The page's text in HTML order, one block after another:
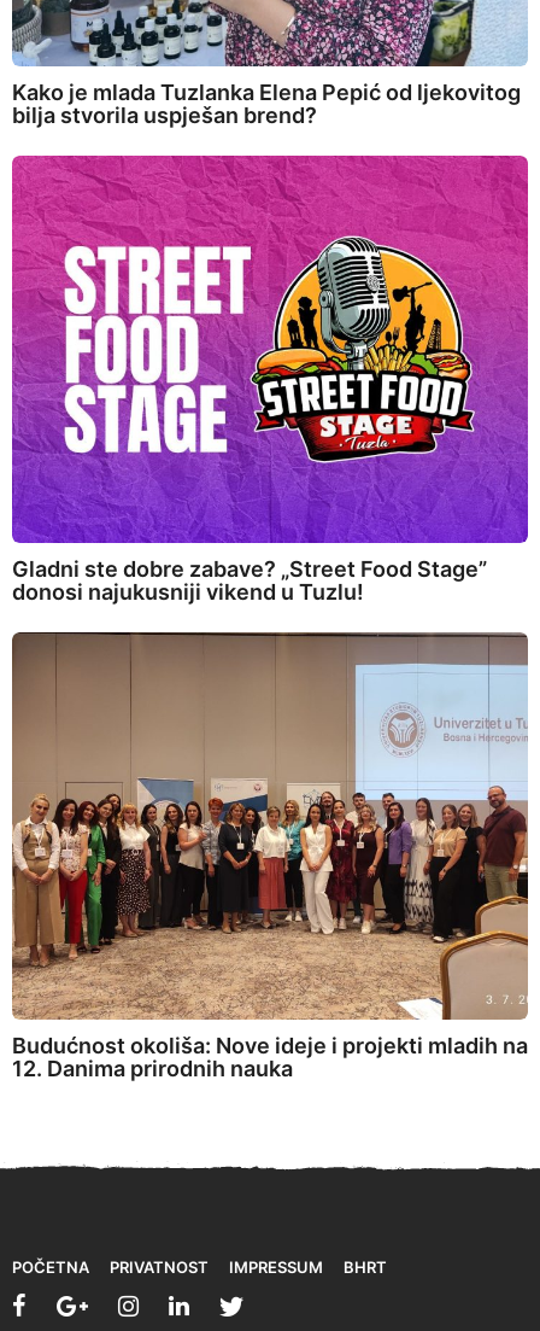
Kako je mlada Tuzlanka Elena Pepić od ljekovitog
bilja stvorila uspješan brend?
Gladni ste dobre zabave? „Street Food Stage”
donosi najukusniji vikend u Tuzlu!
Budućnost okoliša: Nove ideje i projekti mladih na
12. Danima prirodnih nauka
POČETNA PRIVATNOST IMPRESSUM BHRT